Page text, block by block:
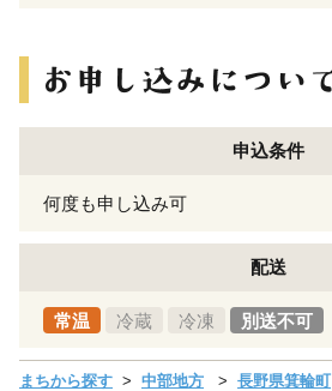
申込条件
何度も申し込み可
配送
常温 冷蔵 冷凍 別送不可
まちから探す 中部地方
長野県箕輪町